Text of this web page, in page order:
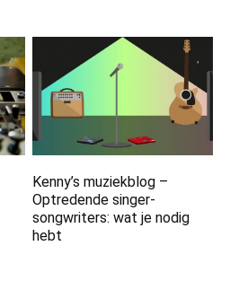
Kenny’s muziekblog –
Optredende singer-
songwriters: wat je nodig
hebt